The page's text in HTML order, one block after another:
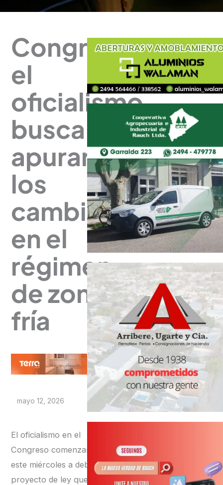
Congreso:
el
oficialismo
busca
apurar
los
cambios
en el
régimen
de zona
fría
mayo 12, 2026
El oficialismo en el
Congreso comenzará
este miércoles a debatir el
proyecto de ley que